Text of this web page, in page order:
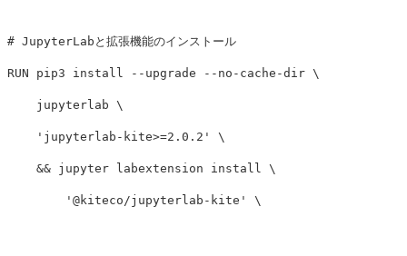
# JupyterLabと拡張機能のインストール
RUN pip3 install --upgrade --no-cache-dir
    jupyterlab
'jupyterlab-kite>=2.0.2'
&& jupyter labextension install
'@kiteco/jupyterlab-kite'